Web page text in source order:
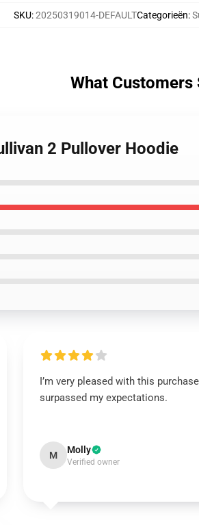
SKU:20250319014-DEFAULTCategorieën:
What Customers
2 Pullover Hoodie
I’m very pleased with this
surpassed my expectations.
M Molly
Verified owner